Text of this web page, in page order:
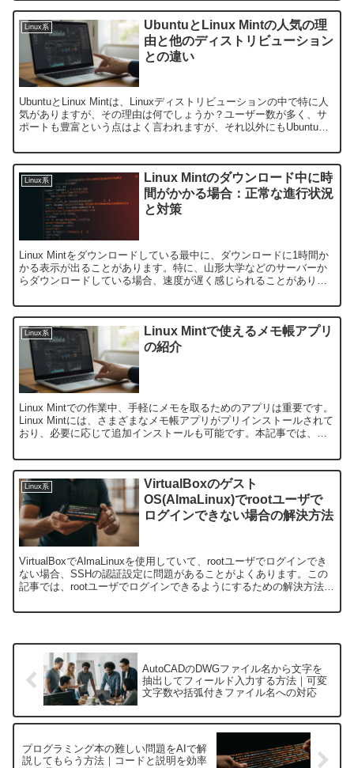
Linux系
UbuntuとLinux Mintの人気の理
由と他のディストリビューション
との違い
UbuntuとLinux Mintは、Linuxディストリビューションの中で特に人
気がありますが、その理由は何でしょうか？ユーザー数が多く、サ
ポートも豊富という点はよく言われますが、それ以外にもUbuntuや
Linux系
Linux Mintのダウンロード中に時
間がかかる場合：正常な進行状況
と対策
Linux Mintをダウンロードしている最中に、ダウンロードに1時間か
かる表示が出ることがあります。特に、山形大学などのサーバーか
らダウンロードしている場合、速度が遅く感じられることがありま
Linux系
Linux Mintで使えるメモ帳アプリ
の紹介
Linux Mintでの作業中、手軽にメモを取るためのアプリは重要です。
Linux Mintには、さまざまなメモ帳アプリがプリインストールされて
おり、必要に応じて追加インストールも可能です。本記事では、
Linux系
VirtualBoxのゲスト
OS(AlmaLinux)でrootユーザで
ログインできない場合の解決方法
VirtualBoxでAlmaLinuxを使用していて、rootユーザでログインでき
ない場合、SSHの認証設定に問題があることがよくあります。この
記事では、rootユーザでログインできるようにするための解決方法を
AutoCADのDWGファイル名から文字を
抽出してフィールド入力する方法｜可変
文字数や括弧付きファイル名への対応
プログラミング本の難しい問題をAIで解
説してもらう方法｜コードと説明を効率